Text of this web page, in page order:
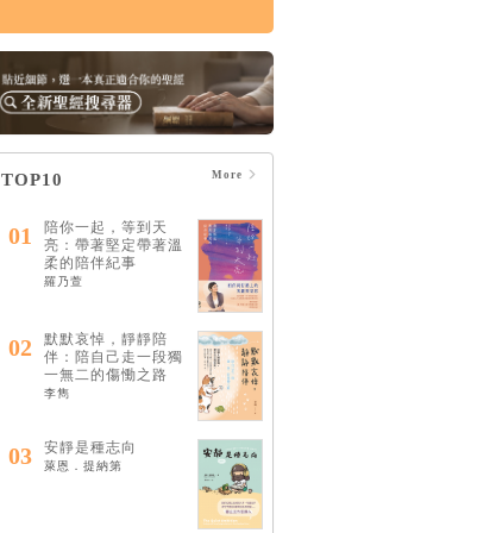
慮、憤怒、壓力和憂
鬱的15個情緒解答
HK$122 $128
TOP10 More
01
陪你一起，等到天
亮：帶著堅定帶著溫
柔的陪伴紀事
羅乃萱
02
默默哀悼，靜靜陪
伴：陪自己走一段獨
一無二的傷慟之路
李雋
03 安靜是種志向
萊恩．提納第